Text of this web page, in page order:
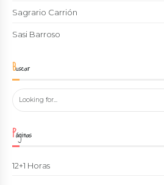
Sagrario Carrión
Sasi Barroso
Buscar
Páginas
12+1 Horas